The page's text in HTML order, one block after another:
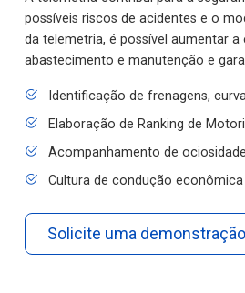
possíveis riscos de acidentes e o
da telemetria, é possível aumentar
abastecimento e manutenção e
Identificação de frenagens,
Elaboração de Ranking de
Acompanhamento de
Cultura de condução econômica
Solicite uma demonstração